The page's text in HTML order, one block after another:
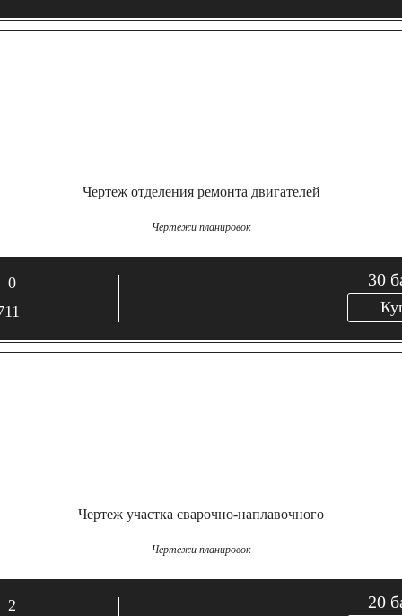
Чертеж отделения ремонта двигателей
Чертежи планировок
0
30
Чертеж участка сварочно-наплавочного
Чертежи планировок
2
20